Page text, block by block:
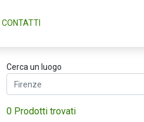
CONTATTI
Cerca un luogo
0 Prodotti trovati